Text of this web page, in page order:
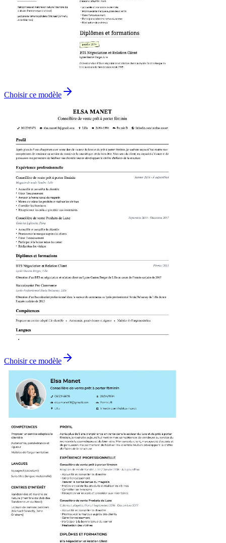
Choisir ce modèle
Choisir ce modèle